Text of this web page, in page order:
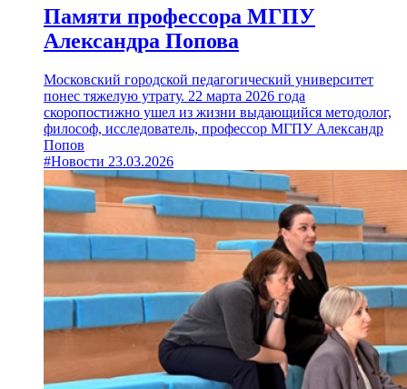
Памяти профессора МГПУ
Александра Попова
Московский городской педагогический университет
понес тяжелую утрату. 22 марта 2026 года
скоропостижно ушел из жизни выдающийся методолог,
философ, исследователь, профессор МГПУ Александр
Попов
#Новости 23.03.2026